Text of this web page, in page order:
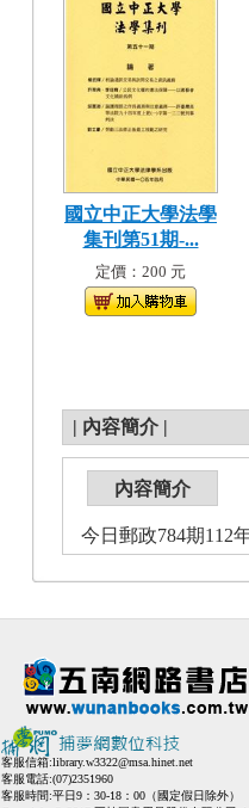
國立中正大學法學
集刊第51期-...
定價：200 元
| 內容簡介 |
內容簡介
今日郵政784期112
客服信箱:library.w3322@msa.hinet.net
客服電話:(07)2351960
客服時間:平日9：30-18：00（國定假日除外）